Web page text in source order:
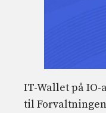
IT-Wallet på
til